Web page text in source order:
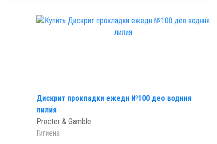
Дискрит прокладки ежедн №100 део водння
лилия
Procter & Gamble
Гигиена